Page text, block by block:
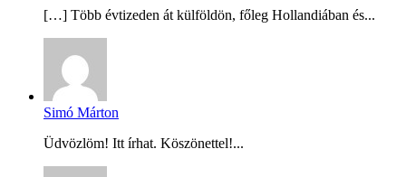
[…] Több évtizeden át külföldön, főleg Hollandiában és...
Simó Márton
Üdvözlöm! Itt írhat. Köszönettel!...